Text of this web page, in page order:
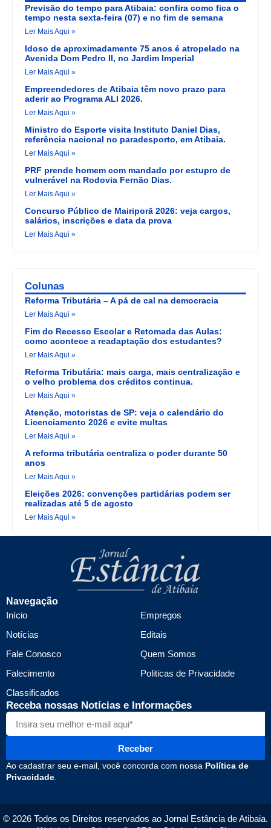
Previsão do tempo para Atibaia: confira como fica o
tempo nesta sexta-feira (07) e no fim de semana
Ler Mais Aqui »
Idoso de aproximadamente 75 anos é atropelado na
Avenida Dom Pedro II, no Jardim Imperial
Ler Mais Aqui »
Empreendedores de Atibaia têm novo prazo para
aderir ao Programa ALI 2026.
Ler Mais Aqui »
Ministro do Esporte visita Instituto Daniel Dias,
referência nacional no paradesporto, em Atibaia.
Ler Mais Aqui »
PRF prende homem com mandado por estupro de
vulnerável na Rodovia Fernão Dias.
Ler Mais Aqui »
Concurso Público de Mairiporã 2026: veja cargos,
salários, inscrições e data da prova
Ler Mais Aqui »
Colunas
Reforma Tributária – A pá de cal na democracia
Ler Mais Aqui »
Fim do Recesso Escolar e Retomada das Aulas:
como acontece a readaptação dos estudantes?
Ler Mais Aqui »
Reforma Tributária: mais carga, mais centralização e
o velho problema dos créditos continua.
Ler Mais Aqui »
Atenção, motoristas de SP: veja o calendário do
Licenciamento 2026 e evite multas
Ler Mais Aqui »
A reforma tributária centraliza o poder durante 50
anos
Ler Mais Aqui »
Eleições 2026: convenções partidárias podem ser
realizadas até 5 de agosto
Ler Mais Aqui »
Navegação
Início
Notícias
Fale Conosco
Falecimento
Classificados
Empregos
Editais
Quem Somos
Politicas de Privacidade
Receba nossas Notícias e Informações
Receber
Ao cadastrar seu e-mail, você concorda com nossa Política de
Privacidade
© 2026 Todos os Direitos reservados ao Jornal Estância de Atibaia.